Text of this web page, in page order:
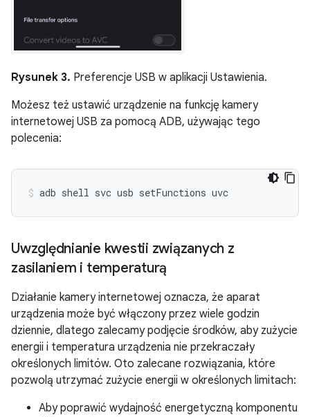
Rysunek 3. Preferencje USB w aplikacji Ustawienia.
Możesz też ustawić urządzenie na funkcję kamery
internetowej USB za pomocą ADB, używając tego
polecenia:
adb shell svc usb setFunctions uvc
Uwzględnianie kwestii związanych z
zasilaniem i temperaturą
Działanie kamery internetowej oznacza, że aparat
urządzenia może być włączony przez wiele godzin
dziennie, dlatego zalecamy podjęcie środków, aby zużycie
energii i temperatura urządzenia nie przekraczały
określonych limitów. Oto zalecane rozwiązania, które
pozwolą utrzymać zużycie energii w określonych limitach:
Aby poprawić wydajność energetyczną komponentu